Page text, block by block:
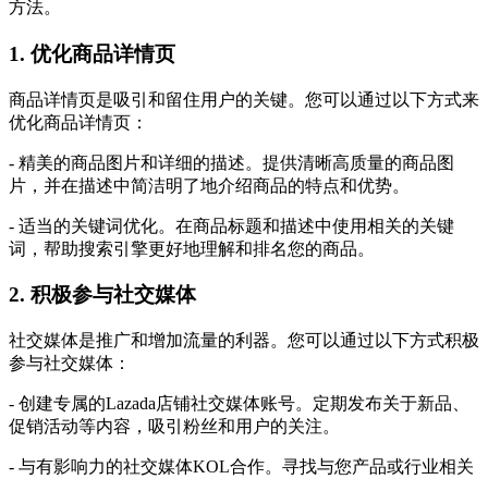
方法。
1. 优化商品详情页
商品详情页是吸引和留住用户的关键。您可以通过以下方式来
优化商品详情页：
- 精美的商品图片和详细的描述。提供清晰高质量的商品图
片，并在描述中简洁明了地介绍商品的特点和优势。
- 适当的关键词优化。在商品标题和描述中使用相关的关键
词，帮助搜索引擎更好地理解和排名您的商品。
2. 积极参与社交媒体
社交媒体是推广和增加流量的利器。您可以通过以下方式积极
参与社交媒体：
- 创建专属的Lazada店铺社交媒体账号。定期发布关于新品、
促销活动等内容，吸引粉丝和用户的关注。
- 与有影响力的社交媒体KOL合作。寻找与您产品或行业相关